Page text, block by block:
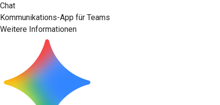
Chat
Kommunikations-App für Teams
Weitere Informationen